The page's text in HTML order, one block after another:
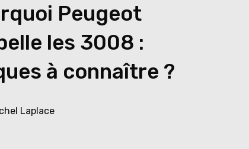
Peugeot
les 3008 :
à connaître ?
Laplace